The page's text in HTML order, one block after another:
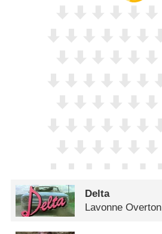
Delta
Lavonne Overton